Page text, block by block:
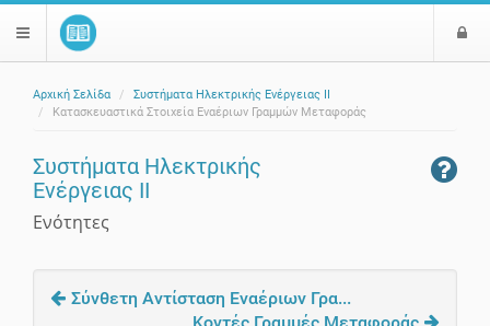
$langMenu
Αρχική Σελίδα
Συστήματα Ηλεκτρικής Ενέργειας ΙΙ
Κατασκευαστικά Στοιχεία Εναέριων Γραμμών Μεταφοράς
Συστήματα Ηλεκτρικής
Ενέργειας ΙΙ
Ενότητες
Σύνθετη Αντίσταση Εναέριων Γρα...